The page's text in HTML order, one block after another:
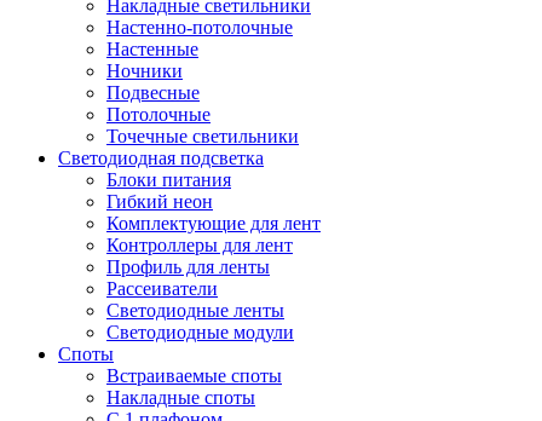
Накладные светильники
Настенно-потолочные
Настенные
Ночники
Подвесные
Потолочные
Точечные светильники
Светодиодная подсветка
Блоки питания
Гибкий неон
Комплектующие для лент
Контроллеры для лент
Профиль для ленты
Рассеиватели
Светодиодные ленты
Светодиодные модули
Споты
Встраиваемые споты
Накладные споты